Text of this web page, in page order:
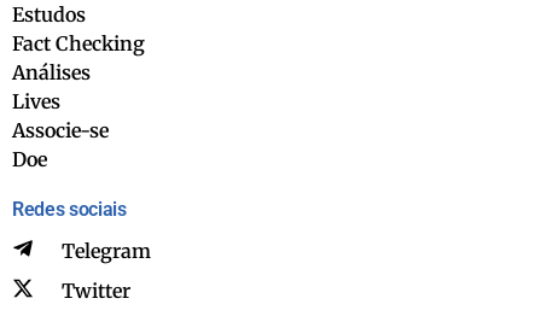
Estudos
Fact Checking
Análises
Lives
Associe-se
Doe
Redes sociais
Telegram
Twitter